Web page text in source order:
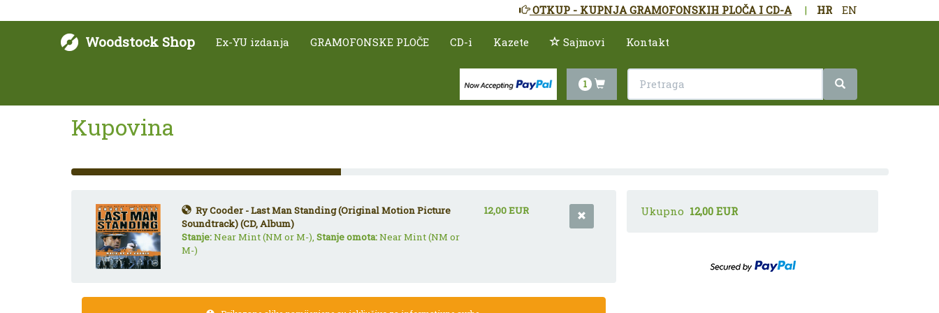
HR EN
|
OTKUP - KUPNJA GRAMOFONSKIH PLOČA I CD-A
Woodstock Shop Ex-YU izdanja GRAMOFONSKE PLOČE CD-i Kazete Sajmovi Kontakt
1
Kupovina
33%
Complete
Ry Cooder - Last Man Standing (Original Motion Picture
Soundtrack) (CD, Album)
Stanje:Near Mint (NM or M-),Stanje omota:Near Mint (NM or
M-)
12,00 EUR Ukupno 12,00 EUR